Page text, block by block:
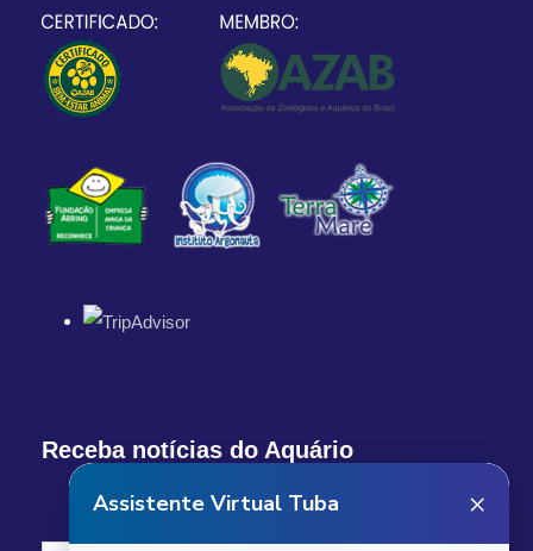
Receba notícias do Aquário